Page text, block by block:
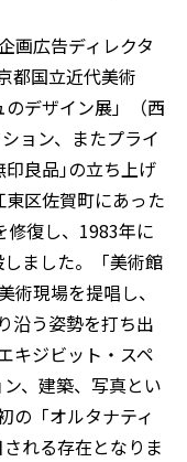
画広告ディレクタ
都国立近代美術
デザイン展」（西
ョン、またプライ
良品｣の立ち上げ
区佐賀町にあった
修復し、1983年に
ました。「美術館
術現場を提唱し、
沿う姿勢を打ち出
キジビット・スペ
、建築、写真とい
の「オルタナティ
れる存在となりま